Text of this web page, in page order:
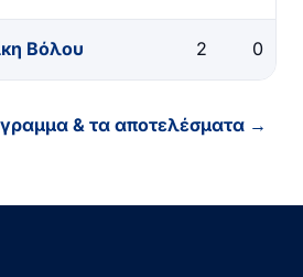
Βόλου 2 0
& τα αποτελέσματα →